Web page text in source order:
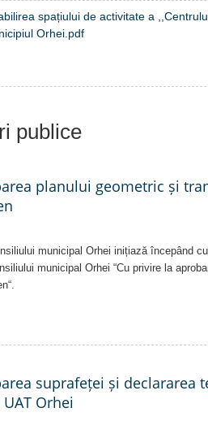
spațiului de activitate a
Orhei.pdf
publice
planului geometric și
municipal Orhei inițiază începând
municipal Orhei “Cu privire la
suprafeței și declararea
Orhei